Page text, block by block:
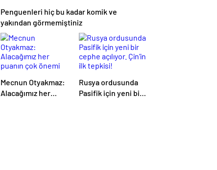
Penguenleri hiç bu kadar komik ve
yakından görmemiştiniz
Mecnun Otyakmaz:
Alacağımız her
Rusya ordusunda
Pasifik için yeni bir